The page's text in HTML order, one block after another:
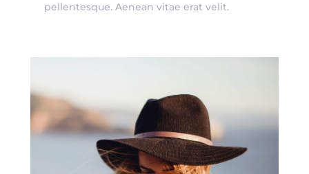
pellentesque. Aenean vitae erat velit.